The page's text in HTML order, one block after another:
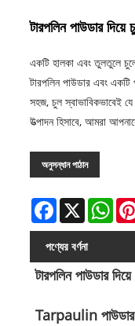
টারপলিন পাউডার দিয়ে
একটি হালকা এবং তুলতুলে
টারপলিন পাউডার এবং
সহজ, চুল স্বাভাবিকভাবেই
উত্পাদন হিসাবে, আমরা
অনুসন্ধান পাঠান
Facebook
X
পণ্যের বর্ণনা
টারপলিন পাউডার
Tarpaulin পাউডার